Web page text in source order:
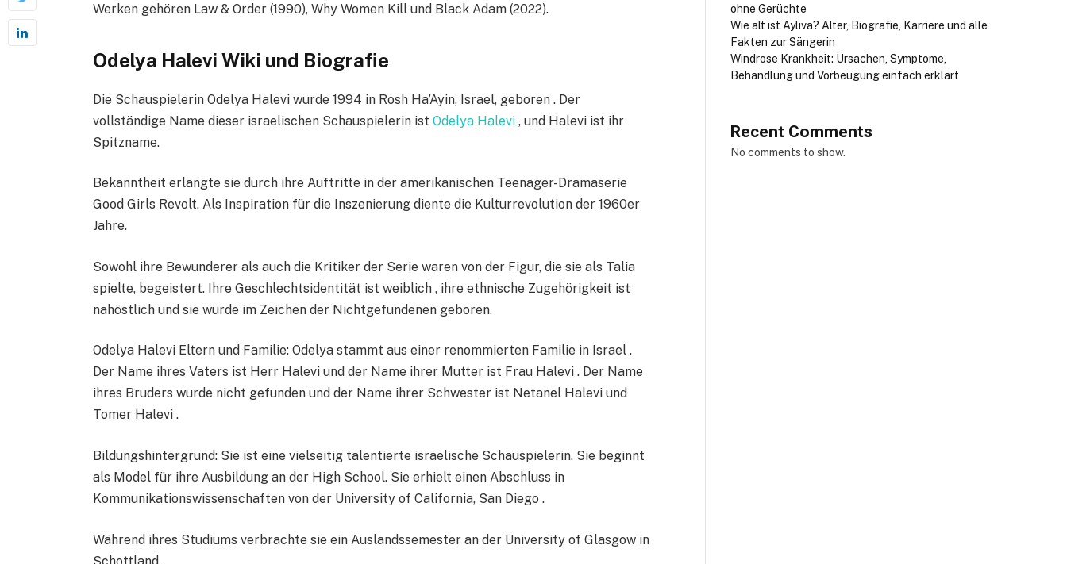
Werken gehören Law & Order (1990), Why Women Kill und Black Adam (2022).
Odelya Halevi Wiki und Biografie
Die Schauspielerin Odelya Halevi wurde 1994 in Rosh Ha’Ayin, Israel, geboren . Der
vollständige Name dieser israelischen Schauspielerin istOdelya Halevi , und Halevi ist ihr
Spitzname.
Bekanntheit erlangte sie durch ihre Auftritte in der amerikanischen Teenager-Dramaserie
Good Girls Revolt. Als Inspiration für die Inszenierung diente die Kulturrevolution der 1960er
Jahre.
Sowohl ihre Bewunderer als auch die Kritiker der Serie waren von der Figur, die sie als Talia
spielte, begeistert. Ihre Geschlechtsidentität ist weiblich , ihre ethnische Zugehörigkeit ist
nahöstlich und sie wurde im Zeichen der Nichtgefundenen geboren.
Odelya Halevi Eltern und Familie: Odelya stammt aus einer renommierten Familie in Israel .
Der Name ihres Vaters ist Herr Halevi und der Name ihrer Mutter ist Frau Halevi . Der Name
ihres Bruders wurde nicht gefunden und der Name ihrer Schwester ist Netanel Halevi und
Tomer Halevi .
Bildungshintergrund: Sie ist eine vielseitig talentierte israelische Schauspielerin. Sie beginnt
als Model für ihre Ausbildung an der High School. Sie erhielt einen Abschluss in
Kommunikationswissenschaften von der University of California, San Diego .
Während ihres Studiums verbrachte sie ein Auslandssemester an der University of Glasgow in
ohne Gerüchte
Wie alt ist Ayliva? Alter, Biografie, Karriere und alle
Fakten zur Sängerin
Windrose Krankheit: Ursachen, Symptome,
Behandlung und Vorbeugung einfach erklärt
Recent Comments
No comments to show.